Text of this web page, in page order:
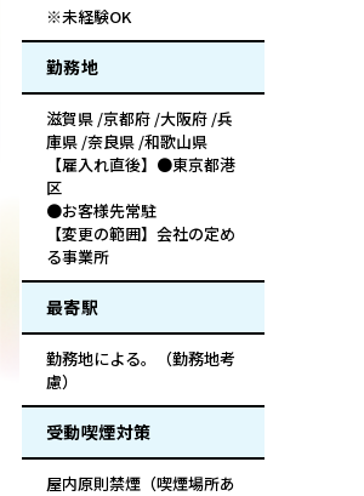
※未経験OK
勤務地
滋賀県 /京都府 /大阪府 /兵
庫県 /奈良県 /和歌山県
【雇入れ直後】●東京都港
区
●お客様先常駐
【変更の範囲】会社の定め
る事業所
最寄駅
勤務地による。（勤務地考
慮）
受動喫煙対策
屋内原則禁煙（喫煙場所あ